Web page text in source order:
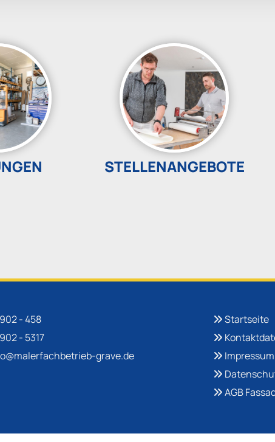
STELLENANGEBOTE
- 458
- 5317
grave.de
 Startseite

 Impressum

 AGB